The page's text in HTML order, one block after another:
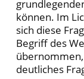
können. Im
sich diese
Begriff des
deutliches